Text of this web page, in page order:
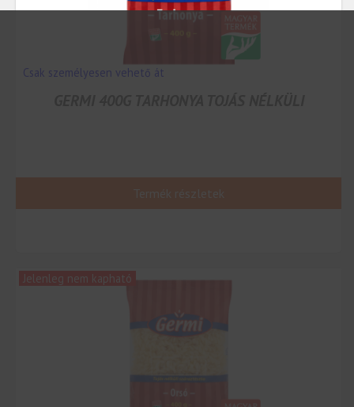
Csak személyesen vehető át
Termék részletek
Jelenleg nem kapható